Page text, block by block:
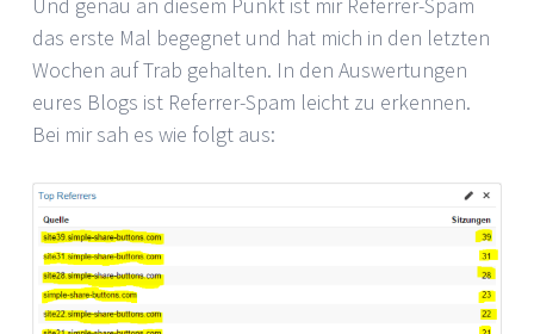
das erste Mal begegnet und hat mich in den letzten
Wochen auf Trab gehalten. In den Auswertungen
eures Blogs ist Referrer-Spam leicht zu erkennen.
Bei mir sah es wie folgt aus: